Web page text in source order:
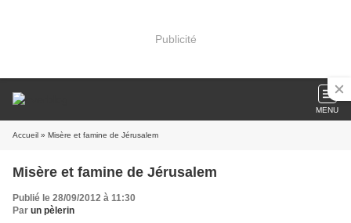
Publicité
MENU
Accueil » Misère et famine de Jérusalem
Misère et famine de Jérusalem
Publié le 28/09/2012 à 11:30
Par un pèlerin